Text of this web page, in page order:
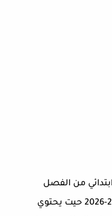
ابتدائي من الفصل
الدراسي الثاني من العام الدراسي 2025-2026 حيت يحتوي